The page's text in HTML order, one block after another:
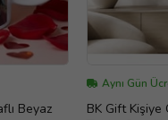
Beyaz
Aynı Gün
BK Gift Kişiye